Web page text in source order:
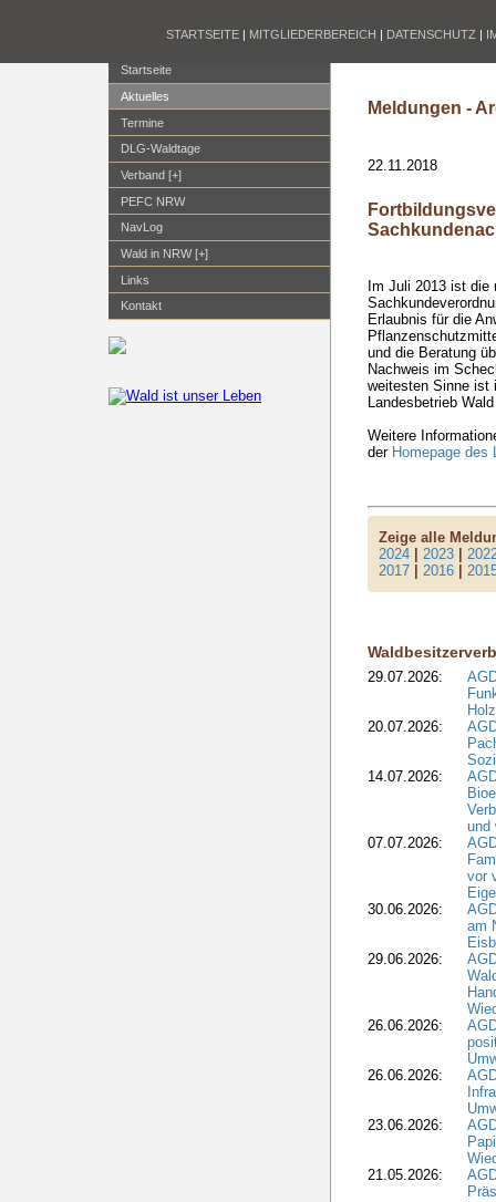
STARTSEITE | MITGLIEDERBEREICH | DATENSCHUTZ |
Startseite
Aktuelles
Termine
DLG-Waldtage
Verband [+]
PEFC NRW
NavLog
Wald in NRW [+]
Links
Kontakt
Meldungen -
22.11.2018
Im Juli 2013 ist die
Erlaubnis für die
und die Beratung
Nachweis im
weitesten Sinne ist
Landesbetrieb
Weitere
der Homepage des
Zeige alle
2024 |2023 |
2017 |2016 |
29.07.2026:
20.07.2026:
14.07.2026:
und
07.07.2026:
vor
30.06.2026:
am
29.06.2026:
26.06.2026:
26.06.2026:
23.06.2026:
21.05.2026: